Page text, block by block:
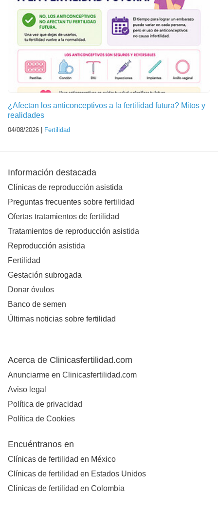
¿Afectan los anticonceptivos a la fertilidad futura? Mitos y
realidades
04/08/2026 | Fertilidad
Información destacada
Clínicas de reproducción asistida
Preguntas frecuentes sobre fertilidad
Ofertas tratamientos de fertilidad
Tratamientos de reproducción asistida
Reproducción asistida
Fertilidad
Gestación subrogada
Donar óvulos
Banco de semen
Últimas noticias sobre fertilidad
Acerca de Clinicasfertilidad.com
Anunciarme en Clinicasfertilidad.com
Aviso legal
Política de privacidad
Política de Cookies
Encuéntranos en
Clínicas de fertilidad en México
Clínicas de fertilidad en Estados Unidos
Clínicas de fertilidad en Colombia